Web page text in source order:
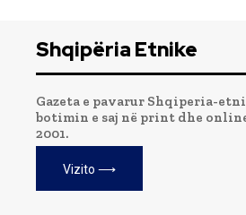
Shqipëria Etnike
Gazeta e pavarur Shqiperia-
botimin e saj në print dhe
2001.
Vizito ⟶